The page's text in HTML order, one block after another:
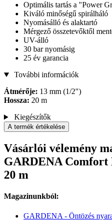
Optimális tartás a "Power
Kiváló minőségű spirálháló
Nyomásálló és alaktartó
Mérgező összetevőktől
UV-álló
30 bar nyomásig
25 év garancia
További információk
Átmérője: 13 mm (1/2")
Hossza: 20 m
Kiegészítők
A termék értékelése
Vásárlói vélemény
GARDENA
20 m
Magazinunkból:
GARDENA - Öntözés